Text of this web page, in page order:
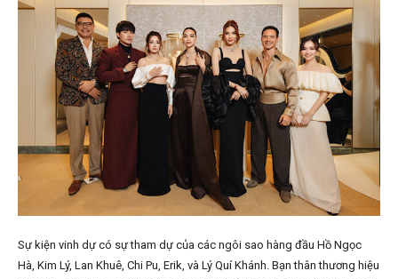
Sự kiện vinh dự có sự tham dự của các ngôi sao hàng đầu Hồ Ngọc
Hà, Kim Lý, Lan Khuê, Chi Pu, Erik, và Lý Quí Khánh. Bạn thân thương hiệu